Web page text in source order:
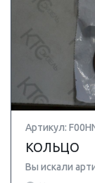
Артикул:
КОЛЬЦО
Вы искали